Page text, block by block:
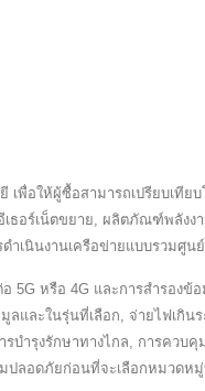
พื่อให้ผู้ซื้อสามารถเปรียบเที
ธอร์เน็ตขยาย, ผลิตภัณฑ์พลัง
ำเนินงานเครือข่ายแบบรวมศูนย์.
5G หรือ 4G และการสำรอง
และในรุ่นที่เลือก, จ่ายไฟเกิ
รุงรักษาทางไกล, การควบคุ
ปลอดภัยก่อนที่จะเลือกหมวดห